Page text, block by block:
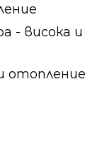
- висока и
отопление